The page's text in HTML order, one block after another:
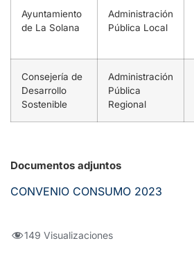
Ayuntamiento
de La Solana
Administración
Pública Local
Consejería de
Desarrollo
Sostenible
Administración
Pública
Regional
Documentos adjuntos
CONVENIO CONSUMO 2023
149 Visualizaciones